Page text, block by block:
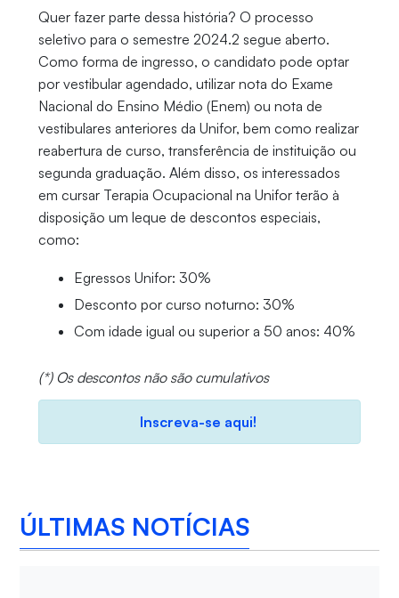
Quer fazer parte dessa história? O processo
seletivo para o semestre 2024.2 segue aberto.
Como forma de ingresso, o candidato pode optar
por vestibular agendado, utilizar nota do Exame
Nacional do Ensino Médio (Enem) ou nota de
vestibulares anteriores da Unifor, bem como realizar
reabertura de curso, transferência de instituição ou
segunda graduação. Além disso, os interessados
em cursar Terapia Ocupacional na Unifor terão à
disposição um leque de descontos especiais,
como:
Egressos Unifor: 30%
Desconto por curso noturno: 30%
Com idade igual ou superior a 50 anos: 40%
(*) Os descontos não são cumulativos
Inscreva-se aqui!
ÚLTIMAS NOTÍCIAS